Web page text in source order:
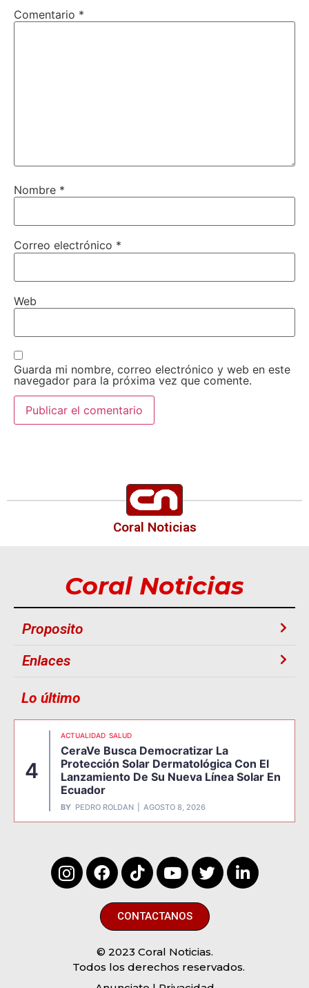
Comentario *
Nombre *
Correo electrónico *
Web
Guarda mi nombre, correo electrónico y web en este
navegador para la próxima vez que comente.
Coral Noticias
Coral Noticias
Proposito
Enlaces
Lo último
4
ACTUALIDAD SALUD
CeraVe Busca Democratizar La
Protección Solar Dermatológica Con El
Lanzamiento De Su Nueva Línea Solar En
Ecuador
BY PEDRO ROLDAN AGOSTO 8, 2026
CONTACTANOS
© 2023 Coral Noticias.
Todos los derechos reservados.